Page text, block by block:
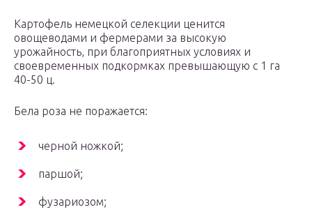
Картофель немецкой селекции ценится
овощеводами и фермерами за высокую
урожайность, при благоприятных условиях и
своевременных подкормках превышающую с 1 га
40-50 ц.
Бела роза не поражается:
черной ножкой;
паршой;
фузариозом;